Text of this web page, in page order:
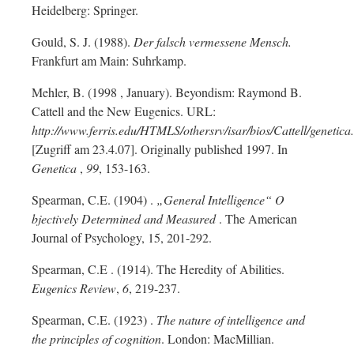
Heidelberg: Springer.
Gould, S. J. (1988). Der falsch vermessene Mensch.
Frankfurt am Main: Suhrkamp.
Mehler, B. (1998 , January). Beyondism: Raymond B.
Cattell and the New Eugenics. URL:
http://www.ferris.edu/HTMLS/othersrv/isar/bios/Cattell/
[Zugriff am 23.4.07]. Originally published 1997. In
Genetica , 99, 153-163.
Spearman, C.E. (1904) . „General Intelligence“ O
bjectively Determined and Measured. The American
Journal of Psychology, 15, 201-292.
Spearman, C.E . (1914). The Heredity of Abilities.
Eugenics Review, 6, 219-237.
Spearman, C.E. (1923) . The nature of intelligence and
the principles of cognition. London: MacMillian.